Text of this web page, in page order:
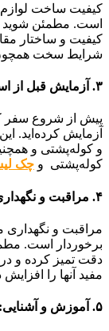
کیفیت ساخت
است. مطمئن شوید
کیفیت و ساختار
شرایط سخت همچون
۳. آزمایش قبل از استفاده:
پیش از شروع سفر
آزمایش
و کوله‌پشتی و
کوله‌پشتی و چک
۴. مراقبت و نگهداری:
مراقبت و نگهداری
برخوردار است.
دقت تمیز کرده و
مفید آنها را افزایش
۵. آموزش و آشنایی: